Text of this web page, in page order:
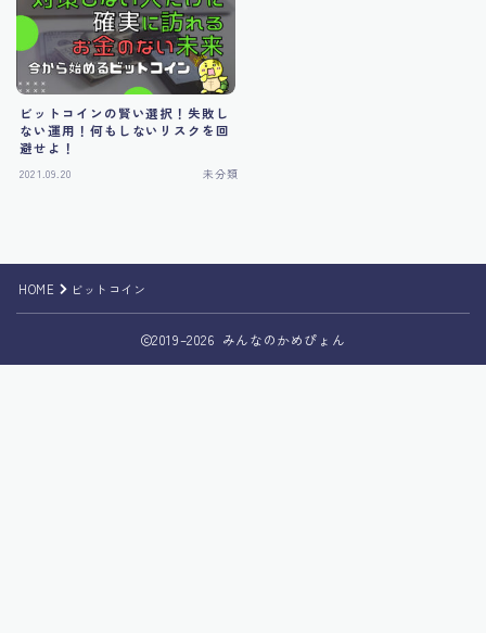
ビットコインの賢い選択！失敗し
ない運用！何もしないリスクを回
避せよ！
2021.09.20 未分類
HOME ビットコイン
2019–2026 みんなのかめぴょん